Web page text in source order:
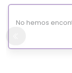
No hemos